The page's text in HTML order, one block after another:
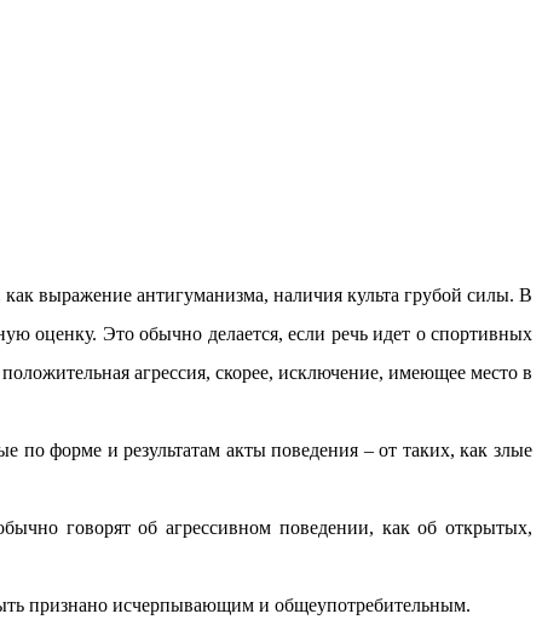
выражение антигуманизма, наличия культа грубой силы. В
оценку. Это обычно делается, если речь идет о спортивных
агрессия, скорее, исключение, имеющее место в
по форме и результатам акты поведения – от таких, как злые
говорят об агрессивном поведении, как об открытых,
признано исчерпывающим и общеупотребительным.